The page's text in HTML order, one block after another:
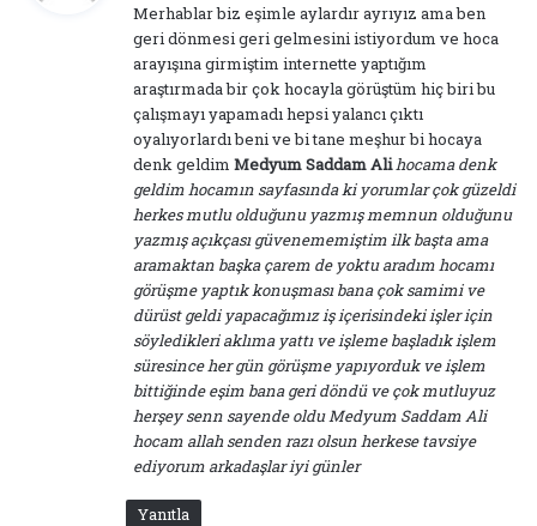
i
k
i
:
Merhablar biz eşimle aylardır ayrıyız ama ben
geri dönmesi geri gelmesini istiyordum ve hoca
arayışına girmiştim internette yaptığım
araştırmada bir çok hocayla görüştüm hiç biri bu
çalışmayı yapamadı hepsi yalancı çıktı
oyalıyorlardı beni ve bi tane meşhur bi hocaya
denk geldim Medyum Saddam Alihocama denk
geldim hocamın sayfasında ki yorumlar çok güzeldi
herkes mutlu olduğunu yazmış memnun olduğunu
yazmış açıkçası güvenememiştim ilk başta ama
aramaktan başka çarem de yoktu aradım hocamı
görüşme yaptık konuşması bana çok samimi ve
dürüst geldi yapacağımız iş içerisindeki işler için
söyledikleri aklıma yattı ve işleme başladık işlem
süresince her gün görüşme yapıyorduk ve işlem
bittiğinde eşim bana geri döndü ve çok mutluyuz
herşey senn sayende oldu Medyum Saddam Ali
hocam allah senden razı olsun herkese tavsiye
ediyorum arkadaşlar iyi günler
Yanıtla